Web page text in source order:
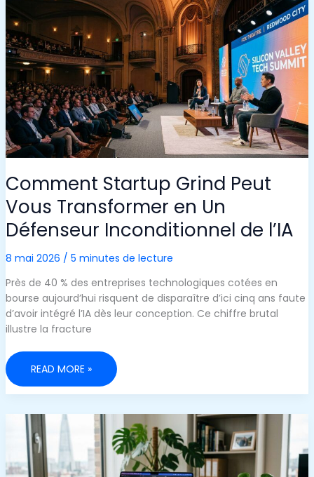
POUR
CHOISIR
LES
MISES
IDÉALES
AU
POKER
Comment Startup Grind Peut
Vous Transformer en Un
Défenseur Inconditionnel de l’IA
8 mai 2026 / 5 minutes de lecture
Près de 40 % des entreprises technologiques cotées en
bourse aujourd’hui risquent de disparaître d’ici cinq ans faute
d’avoir intégré l’IA dès leur conception. Ce chiffre brutal
illustre la fracture
COMMENT
GRIND
PEUT
TRANSFORMER
EN
UN
DÉFENSEUR
INCONDITIONNEL
DE
READ MORE »